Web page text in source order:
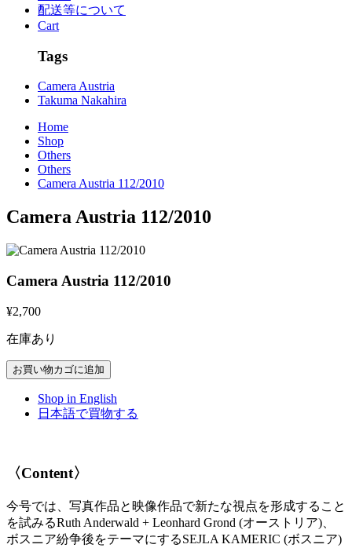
配送等について
Cart
Tags
Camera Austria
Takuma Nakahira
Home
Shop
Others
Others
Camera Austria 112/2010
Camera Austria 112/2010
Camera Austria 112/2010
¥2,700
在庫あり
Camera
Austria
112/2010
お買い物カゴに追加
Shop in English
日本語で買物する
〈Content〉
今号では、写真作品と映像作品で新たな視点を形成すること
を試みるRuth Anderwald + Leonhard Grond (オーストリア)、
ボスニア紛争後をテーマにするSEJLA KAMERIC (ボスニア)